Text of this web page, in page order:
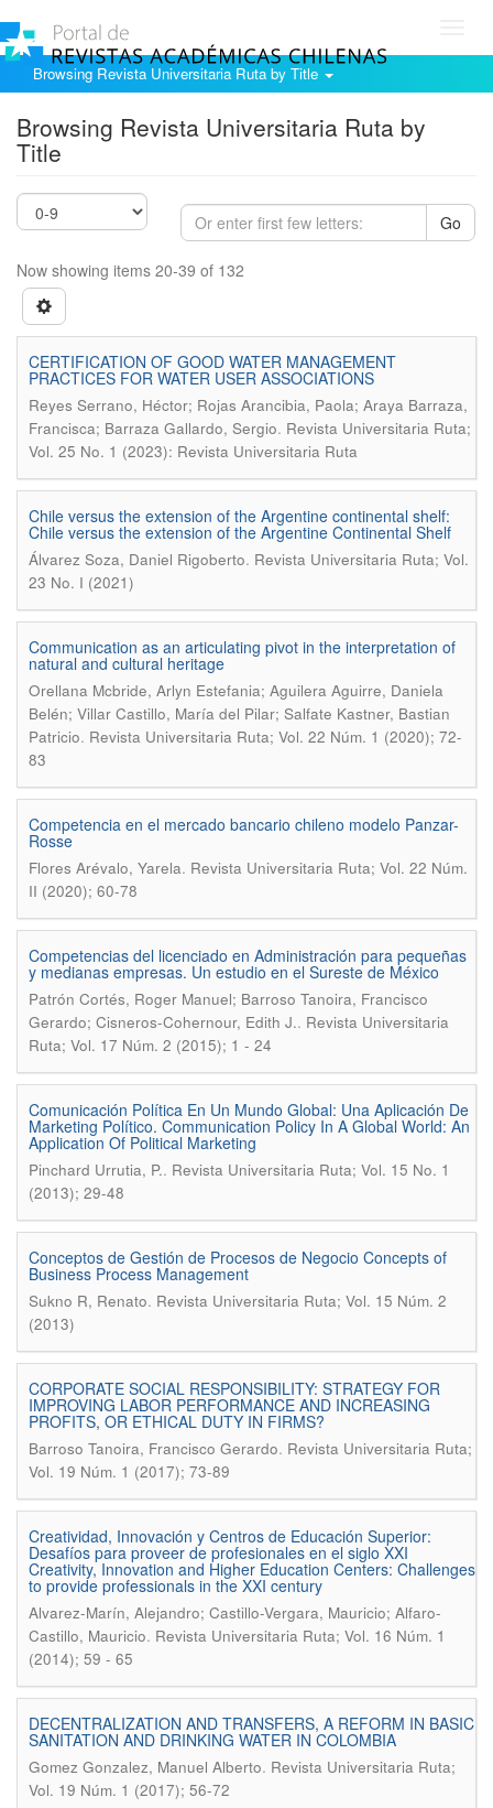
Browsing Revista Universitaria Ruta by Title
Browsing Revista Universitaria Ruta by
Title
Go
Now showing items 20-39 of 132
CERTIFICATION OF GOOD WATER MANAGEMENT
PRACTICES FOR WATER USER ASSOCIATIONS
Reyes Serrano, Héctor; Rojas Arancibia, Paola; Araya Barraza,
Francisca; Barraza Gallardo, Sergio. Revista Universitaria Ruta;
Vol. 25 No. 1 (2023): Revista Universitaria Ruta
Chile versus the extension of the Argentine continental shelf:
Chile versus the extension of the Argentine Continental Shelf
Álvarez Soza, Daniel Rigoberto. Revista Universitaria Ruta; Vol.
23 No. I (2021)
Communication as an articulating pivot in the interpretation of
natural and cultural heritage
Orellana Mcbride, Arlyn Estefania; Aguilera Aguirre, Daniela
Belén; Villar Castillo, María del Pilar; Salfate Kastner, Bastian
Patricio. Revista Universitaria Ruta; Vol. 22 Núm. 1 (2020); 72-
83
Competencia en el mercado bancario chileno modelo Panzar-
Rosse
Flores Arévalo, Yarela. Revista Universitaria Ruta; Vol. 22 Núm.
II (2020); 60-78
Competencias del licenciado en Administración para pequeñas
y medianas empresas. Un estudio en el Sureste de México
Patrón Cortés, Roger Manuel; Barroso Tanoira, Francisco
Gerardo; Cisneros-Cohernour, Edith J.. Revista Universitaria
Ruta; Vol. 17 Núm. 2 (2015); 1 - 24
Comunicación Política En Un Mundo Global: Una Aplicación De
Marketing Político. Communication Policy In A Global World: An
Application Of Political Marketing
Pinchard Urrutia, P.. Revista Universitaria Ruta; Vol. 15 No. 1
(2013); 29-48
Conceptos de Gestión de Procesos de Negocio Concepts of
Business Process Management
Sukno R, Renato. Revista Universitaria Ruta; Vol. 15 Núm. 2
(2013)
CORPORATE SOCIAL RESPONSIBILITY: STRATEGY FOR
IMPROVING LABOR PERFORMANCE AND INCREASING
PROFITS, OR ETHICAL DUTY IN FIRMS?
Barroso Tanoira, Francisco Gerardo. Revista Universitaria Ruta;
Vol. 19 Núm. 1 (2017); 73-89
Creatividad, Innovación y Centros de Educación Superior:
Desafíos para proveer de profesionales en el siglo XXI
Creativity, Innovation and Higher Education Centers: Challenges
to provide professionals in the XXI century
Alvarez-Marín, Alejandro; Castillo-Vergara, Mauricio; Alfaro-
Castillo, Mauricio. Revista Universitaria Ruta; Vol. 16 Núm. 1
(2014); 59 - 65
DECENTRALIZATION AND TRANSFERS, A REFORM IN BASIC
SANITATION AND DRINKING WATER IN COLOMBIA
Gomez Gonzalez, Manuel Alberto. Revista Universitaria Ruta;
Vol. 19 Núm. 1 (2017); 56-72